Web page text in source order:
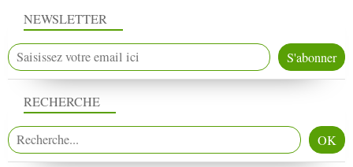
NEWSLETTER
RECHERCHE